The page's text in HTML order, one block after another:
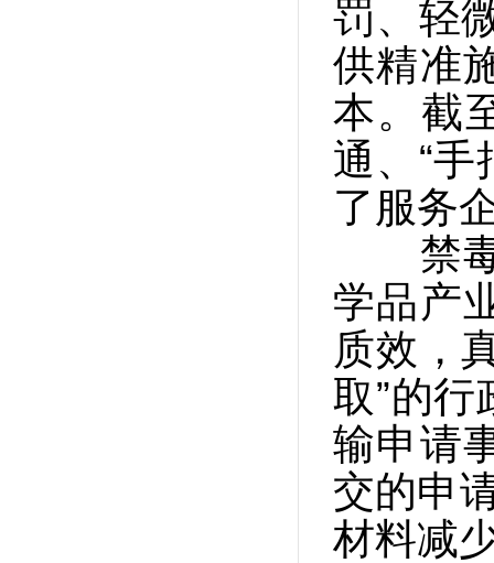
罚、轻
供精准
本。截
通、“
了服务
禁毒
学品产
质效，
取”的
输申请
交的申
材料减